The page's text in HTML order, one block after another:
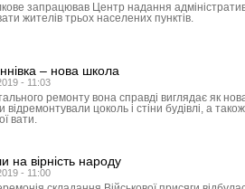
запрацював Центр надання
жителів трьох населених пунктів.
– нова школа
- 11:03
ремонту вона справді виглядає як
відремонтували цоколь і стіни будівлі, а
вати.
на вірність народу
- 11:00